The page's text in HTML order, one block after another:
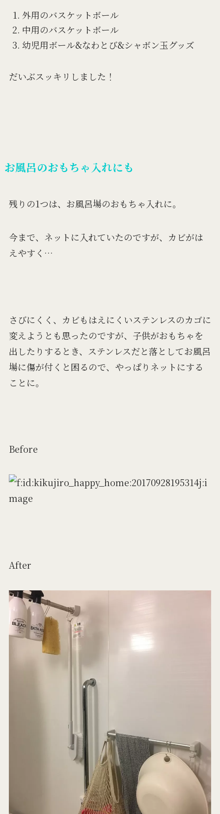
外用のバスケットボール
中用のバスケットボール
幼児用ボール&なわとび&シャボン玉グッズ
だいぶスッキリしました！
お風呂のおもちゃ入れにも
残りの1つは、お風呂場のおもちゃ入れに。
今まで、ネットに入れていたのですが、カビがは
えやすく…
さびにくく、カビもはえにくいステンレスのカゴに
変えようとも思ったのですが、子供がおもちゃを
出したりするとき、ステンレスだと落としてお風呂
場に傷が付くと困るので、やっぱりネットにする
ことに。
Before
After